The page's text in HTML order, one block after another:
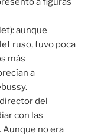
aunque
ruso, tuvo poca
más
a
del
con las
no era